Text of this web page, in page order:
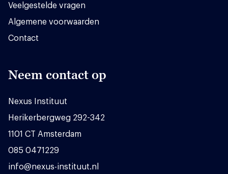
Veelgestelde vragen
Algemene voorwaarden
Contact
Neem contact op
Nexus Instituut
Herikerbergweg 292-342
1101 CT Amsterdam
085 0471229
info@nexus-instituut.nl